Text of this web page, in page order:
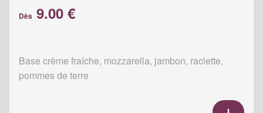
Dès 9.00 €
Base crème fraîche, mozzarella, jambon, raclette,
pommes de terre